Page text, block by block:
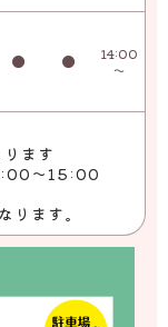
● ●
14:00
～
ます
～15:00
ます。